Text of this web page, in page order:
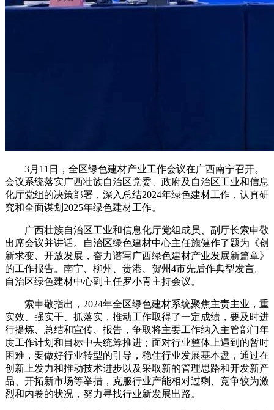
3月11日，全区绿色建材产业工作会议在广西南宁召开。
会议系统落实广西壮族自治区党委、政府及自治区工业和信息
化厅党组的决策部署，深入总结2024年绿色建材工作，认真研
究和全面谋划2025年绿色建材工作。
广西壮族自治区工业和信息化厅党组成员、副厅长索申敬
出席会议并讲话。自治区绿色建材中心主任施健作了题为《创
新求变、开放发展，奋力谱写广西绿色建材产业发展新篇章》
的工作报告。南宁、柳州、贵港、贺州4市先后作典型发言。
自治区绿色建材中心副主任罗小青主持会议。
索申敬指出，2024年全区绿色建材系统聚焦主责主业，重
实效、强实干、抓落实，推动工作取得了一定成绩，要及时进
行提炼、总结和宣传、报告，争取将主要工作纳入主管部门年
度工作计划和目标中去统筹推进；面对行业整体上遇到的暂时
困难，要做好行业转型的引导，稳住行业发展基本盘，通过在
创新上发力和推动技术进步以及采取新的管理思路和开发新产
品、开拓新市场等举措，克服行业产能相对过剩、竞争较为激
烈和内卷的状况，努力寻找行业新发展出路。